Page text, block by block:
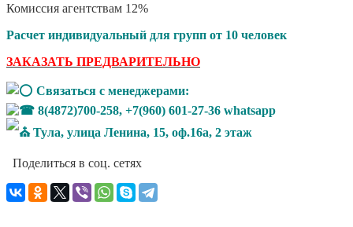
Комиссия агентствам 12%
Расчет индивидуальный для групп от 10 человек
ЗАКАЗАТЬ ПРЕДВАРИТЕЛЬНО
Связаться с менеджерами:
8(4872)700-258, +7(960) 601-27-36 whatsapp
Тула, улица Ленина, 15, оф.16а, 2 этаж
Поделиться в соц. сетях